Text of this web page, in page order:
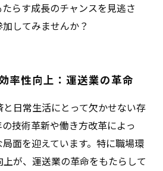
らす成長のチャンスを見逃さ
してみませんか？
率性向上：運送業の革命
日常生活にとって欠かせない存
技術革新や働き方改革によっ
面を迎えています。特に職場環
が、運送業の革命をもたらして